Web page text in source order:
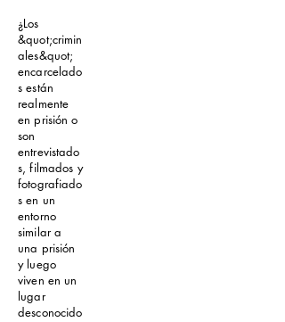
¿Los
&quot;crimin
ales&quot;
encarcelado
s están
realmente
en prisión o
son
entrevistado
s, filmados y
fotografiado
s en un
entorno
similar a
una prisión
y luego
viven en un
lugar
desconocido